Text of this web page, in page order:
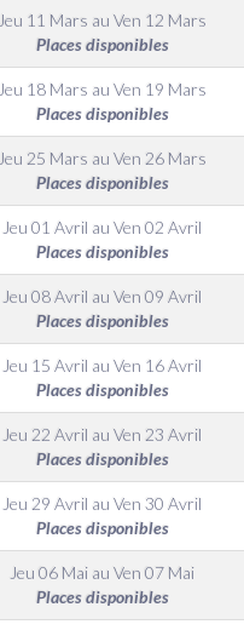
Jeu 11 Mars au Ven 12 Mars
Places disponibles
Jeu 18 Mars au Ven 19 Mars
Places disponibles
Jeu 25 Mars au Ven 26 Mars
Places disponibles
Jeu 01 Avril au Ven 02 Avril
Places disponibles
Jeu 08 Avril au Ven 09 Avril
Places disponibles
Jeu 15 Avril au Ven 16 Avril
Places disponibles
Jeu 22 Avril au Ven 23 Avril
Places disponibles
Jeu 29 Avril au Ven 30 Avril
Places disponibles
Jeu 06 Mai au Ven 07 Mai
Places disponibles